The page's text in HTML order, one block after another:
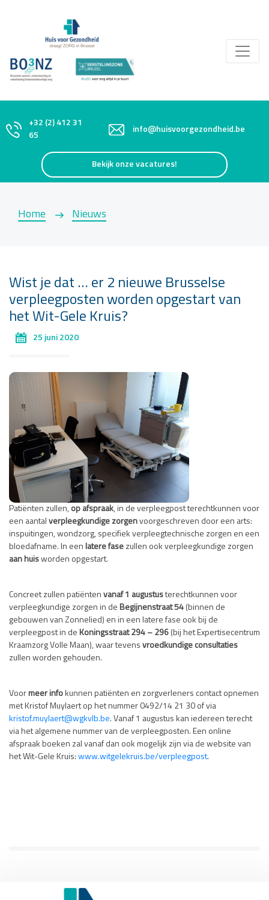
+32 (2) 412 31
65
info@huisvoorgezondheid.be
Bekijk onze vacatures!
Home Nieuws
Wist je dat … er 2 nieuwe Brusselse
verpleegposten worden opgestart van
het Wit-Gele Kruis?
25 juni 2020
Patiënten zullen, op afspraak, in de verpleegpost terechtkunnen voor
een aantal verpleegkundige zorgen voorgeschreven door een arts:
inspuitingen, wondzorg, specifiek verpleegtechnische zorgen en een
bloedafname. In een latere fase zullen ook verpleegkundige zorgen
aan huis worden opgestart.
Concreet zullen patiënten vanaf 1 augustus terechtkunnen voor
verpleegkundige zorgen in de Begijnenstraat 54 (binnen de
gebouwen van Zonnelied) en in een latere fase ook bij de
verpleegpost in de Koningsstraat 294 – 296 (bij het Expertisecentrum
Kraamzorg Volle Maan), waar tevens vroedkundige consultaties
zullen worden gehouden.
Voor meer info kunnen patiënten en zorgverleners contact opnemen
met Kristof Muylaert op het nummer 0492/14 21 30 of via
kristof.muylaert@wgkvlb.be. Vanaf 1 augustus kan iedereen terecht
via het algemene nummer van de verpleegposten. Een online
afspraak boeken zal vanaf dan ook mogelijk zijn via de website van
het Wit-Gele Kruis: www.witgelekruis.be/verpleegpost.